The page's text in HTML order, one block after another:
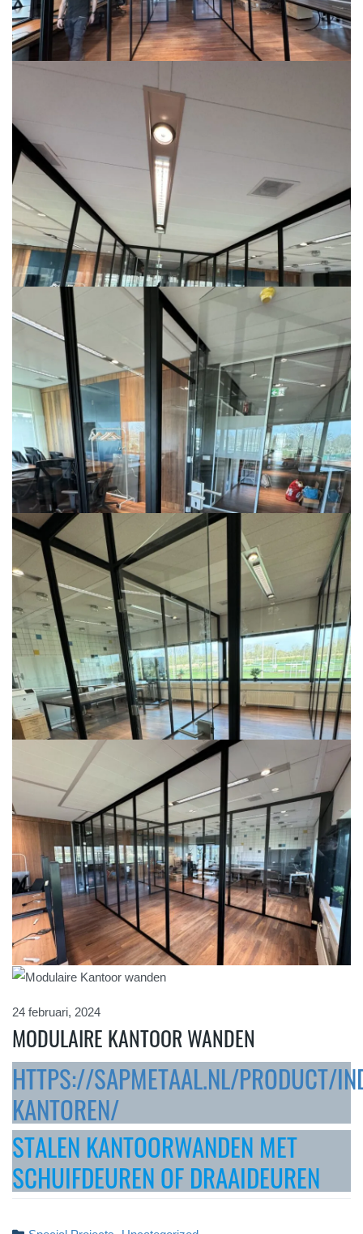
24 februari, 2024
MODULAIRE KANTOOR WANDEN
HTTPS://SAPMETAAL.NL/PRODUCT/
KANTOREN/
STALEN KANTOORWANDEN MET
SCHUIFDEUREN OF DRAAIDEUREN